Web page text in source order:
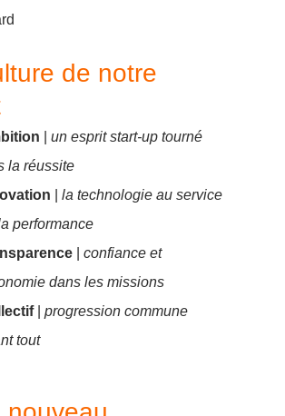
de notre
un esprit start-up tourné
la réussite
la technologie au service
performance
confiance et
dans les missions
| progression commune
tout